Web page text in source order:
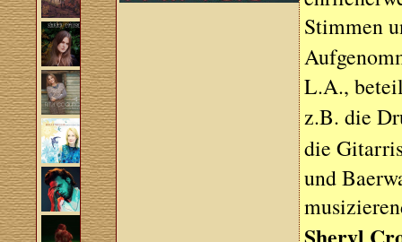
Stimmen
L.A.,
z.B. die
die
und